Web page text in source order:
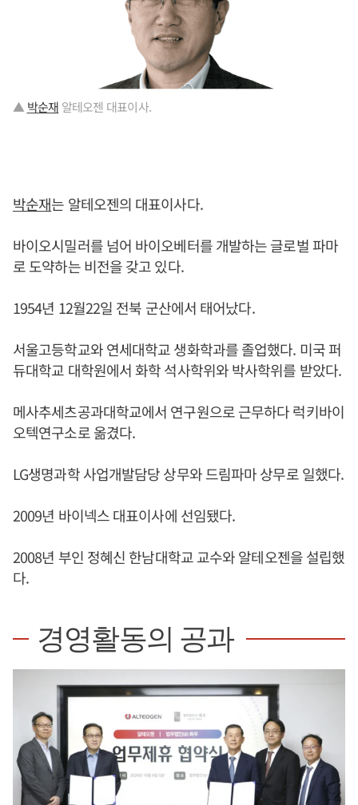
▲ 박순재 알테오젠 대표이사.
박순재는 알테오젠의 대표이사다.
바이오시밀러를 넘어 바이오베터를 개발하는 글로벌 파마
로 도약하는 비전을 갖고 있다.
1954년 12월22일 전북 군산에서 태어났다.
서울고등학교와 연세대학교 생화학과를 졸업했다. 미국 퍼
듀대학교 대학원에서 화학 석사학위와 박사학위를 받았다.
메사추세츠공과대학교에서 연구원으로 근무하다 럭키바이
오텍연구소로 옮겼다.
LG생명과학 사업개발담당 상무와 드림파마 상무로 일했다.
2009년 바이넥스 대표이사에 선임됐다.
2008년 부인 정혜신 한남대학교 교수와 알테오젠을 설립했
다.
경영활동의 공과